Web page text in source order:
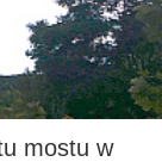
mostu w